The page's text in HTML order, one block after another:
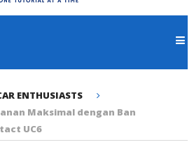
ENTHUSIASTS
Maksimal dengan Ban
UC6